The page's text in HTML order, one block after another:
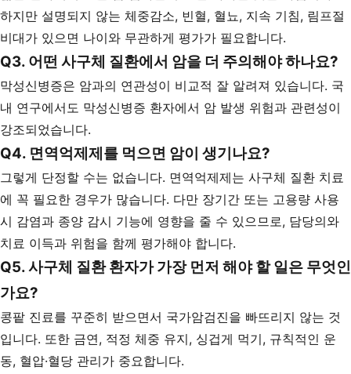
하지만 설명되지 않는 체중감소, 빈혈, 혈뇨, 지속 기침, 림프절
비대가 있으면 나이와 무관하게 평가가 필요합니다.
Q3. 어떤 사구체 질환에서 암을 더 주의해야 하나요?
막성신병증은 암과의 연관성이 비교적 잘 알려져 있습니다. 국
내 연구에서도 막성신병증 환자에서 암 발생 위험과 관련성이
강조되었습니다.
Q4. 면역억제제를 먹으면 암이 생기나요?
그렇게 단정할 수는 없습니다. 면역억제제는 사구체 질환 치료
에 꼭 필요한 경우가 많습니다. 다만 장기간 또는 고용량 사용
시 감염과 종양 감시 기능에 영향을 줄 수 있으므로, 담당의와
치료 이득과 위험을 함께 평가해야 합니다.
Q5. 사구체 질환 환자가 가장 먼저 해야 할 일은 무엇인
가요?
콩팥 진료를 꾸준히 받으면서 국가암검진을 빠뜨리지 않는 것
입니다. 또한 금연, 적정 체중 유지, 싱겁게 먹기, 규칙적인 운
동, 혈압·혈당 관리가 중요합니다.